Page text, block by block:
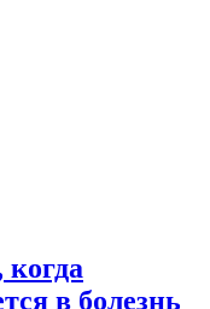
в болезнь